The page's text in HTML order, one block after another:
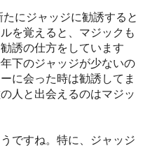
にジャッジに勧誘すると
を覚えると、マジックも
誘の仕方をしています
下のジャッジが少ないの
に会った時は勧誘してま
人と出会えるのはマジッ
ですね。特に、ジャッジ